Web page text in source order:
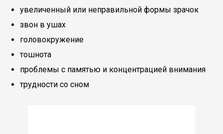
увеличенный или неправильной формы зрачок
звон в ушах
головокружение
тошнота
проблемы с памятью и концентрацией внимания
трудности со сном